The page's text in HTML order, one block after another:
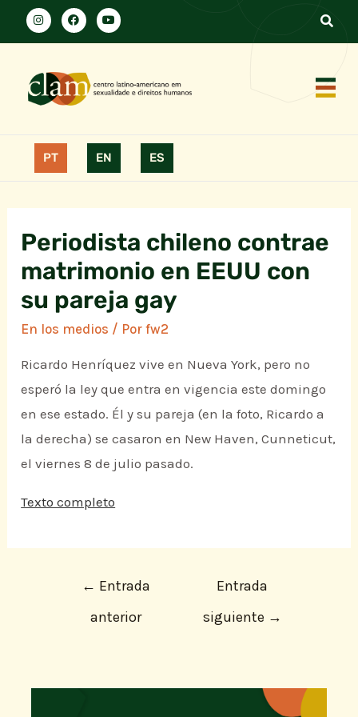
PT EN ES
Periodista chileno contrae
matrimonio en EEUU con
su pareja gay
En los medios / Porfw2
Ricardo Henríquez vive en Nueva York, pero no
esperó la ley que entra en vigencia este domingo
en ese estado. Él y su pareja (en la foto, Ricardo a
la derecha) se casaron en New Haven, Cunneticut,
el viernes 8 de julio pasado.
Texto completo
← Entrada
anterior
Entrada
siguiente →